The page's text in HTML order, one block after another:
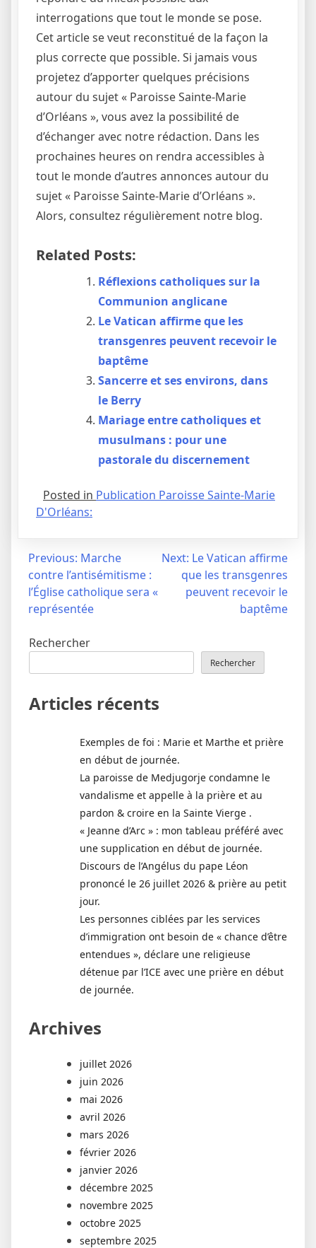
interrogations que tout le monde se pose.
Cet article se veut reconstitué de la façon la
plus correcte que possible. Si jamais vous
projetez d’apporter quelques précisions
autour du sujet « Paroisse Sainte-Marie
d’Orléans », vous avez la possibilité de
d’échanger avec notre rédaction. Dans les
prochaines heures on rendra accessibles à
tout le monde d’autres annonces autour du
sujet « Paroisse Sainte-Marie d’Orléans ».
Alors, consultez régulièrement notre blog.
Related Posts:
Réflexions catholiques sur la
Communion anglicane
Le Vatican affirme que les
transgenres peuvent recevoir le
baptême
Sancerre et ses environs, dans
le Berry
Mariage entre catholiques et
musulmans : pour une
pastorale du discernement
Posted in Publication Paroisse Sainte-Marie
D'Orléans:
Navigation
l’article
Previous: Marche
contre l’antisémitisme :
l’Église catholique sera «
représentée
Next: Le Vatican affirme
que les transgenres
peuvent recevoir le
baptême
Rechercher
Rechercher
Articles récents
Exemples de foi : Marie et Marthe et prière
en début de journée.
La paroisse de Medjugorje condamne le
vandalisme et appelle à la prière et au
pardon & croire en la Sainte Vierge .
« Jeanne d’Arc » : mon tableau préféré avec
une supplication en début de journée.
Discours de l’Angélus du pape Léon
prononcé le 26 juillet 2026 & prière au petit
jour.
Les personnes ciblées par les services
d’immigration ont besoin de « chance d’être
entendues », déclare une religieuse
détenue par l’ICE avec une prière en début
de journée.
Archives
juillet 2026
juin 2026
mai 2026
avril 2026
mars 2026
février 2026
janvier 2026
décembre 2025
novembre 2025
octobre 2025
septembre 2025